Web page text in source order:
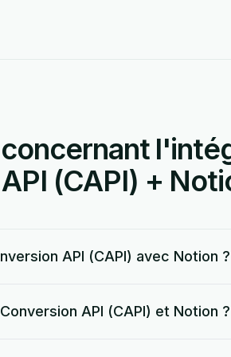
(CAPI) +
API (CAPI) avec Notion ?
API (CAPI) et Notion ?